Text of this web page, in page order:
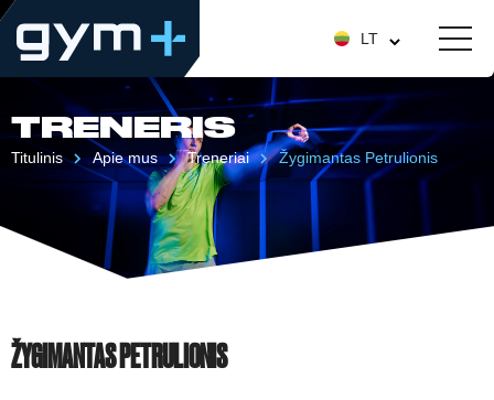
LT
TRENERIS
Titulinis Apie mus Treneriai Žygimantas Petrulionis
ŽYGIMANTAS PETRULIONIS